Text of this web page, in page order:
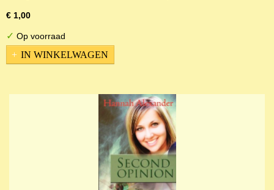
€ 1,00
✓ Op voorraad
IN WINKELWAGEN